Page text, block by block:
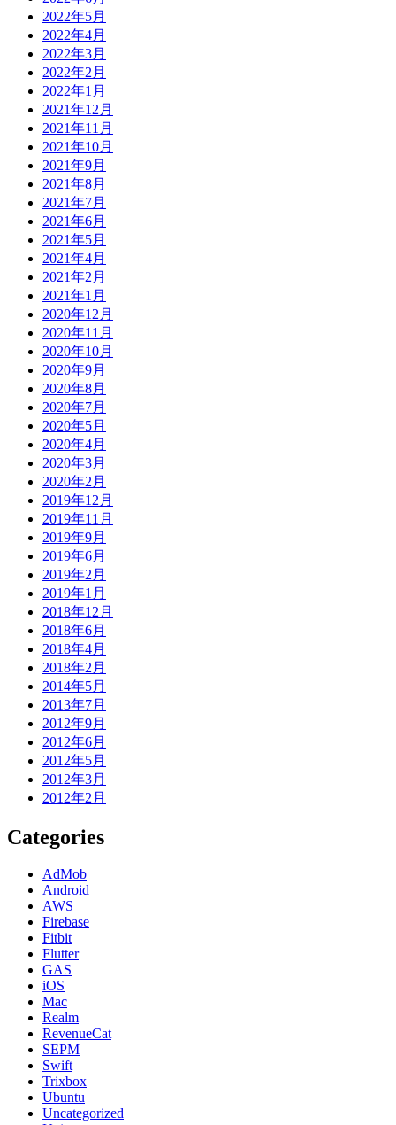
2022年5月
2022年4月
2022年3月
2022年2月
2022年1月
2021年12月
2021年11月
2021年10月
2021年9月
2021年8月
2021年7月
2021年6月
2021年5月
2021年4月
2021年2月
2021年1月
2020年12月
2020年11月
2020年10月
2020年9月
2020年8月
2020年7月
2020年5月
2020年4月
2020年3月
2020年2月
2019年12月
2019年11月
2019年9月
2019年6月
2019年2月
2019年1月
2018年12月
2018年6月
2018年4月
2018年2月
2014年5月
2013年7月
2012年9月
2012年6月
2012年5月
2012年3月
2012年2月
Categories
AdMob
Android
AWS
Firebase
Fitbit
Flutter
GAS
iOS
Mac
Realm
RevenueCat
SEPM
Swift
Trixbox
Ubuntu
Uncategorized